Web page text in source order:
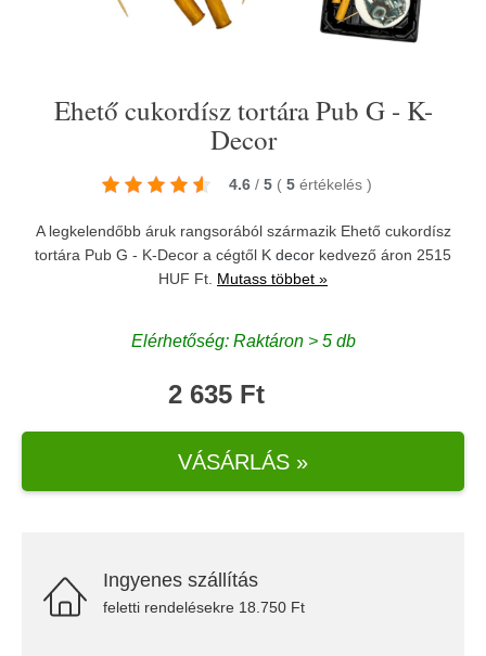
Ehető cukordísz tortára Pub G - K-
Decor
4.6 / 5 ( 5 értékelés )
A legkelendőbb áruk rangsorából származik Ehető cukordísz
tortára Pub G - K-Decor a cégtől K decor kedvező áron 2515
HUF Ft. Mutass többet »
Elérhetőség: Raktáron > 5 db
2 635 Ft
VÁSÁRLÁS »
Ingyenes szállítás
feletti rendelésekre 18.750 Ft